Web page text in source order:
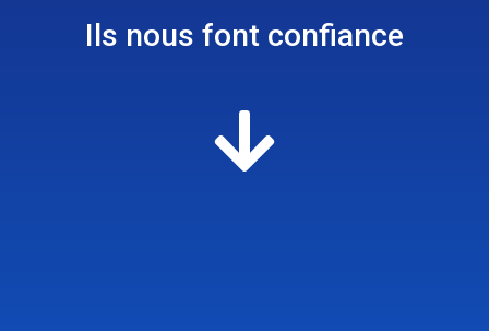
Ils nous font confiance